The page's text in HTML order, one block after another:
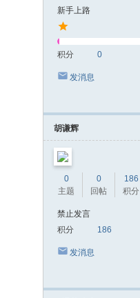
新手上路
积分 0
发消息
胡谦辉
0
主题
0
回帖
186
积分
禁止发言
积分
186
发消息